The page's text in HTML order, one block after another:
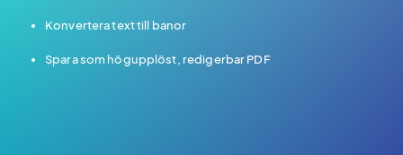
Konvertera text till banor
Spara som högupplöst, redigerbar PDF